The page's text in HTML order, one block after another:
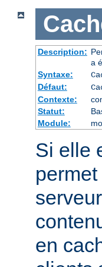
Description:
a
Syntaxe:
Défaut:
Contexte:
Statut:
Module:
Si elle
en